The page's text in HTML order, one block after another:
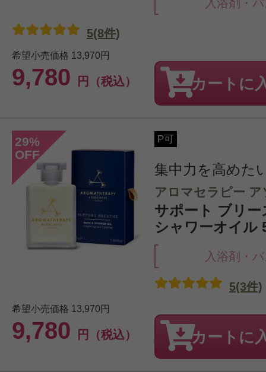
入浴剤・
希望小売価格 13,970円
9,780 円（税込）
5(8件)
カートに
29%
OFF
P可
集中力を高めた
アロマセラピー
サポート ブリ
シャワーオイル
入浴剤・
希望小売価格 13,970円
9,780 円（税込）
5(3件)
カートに